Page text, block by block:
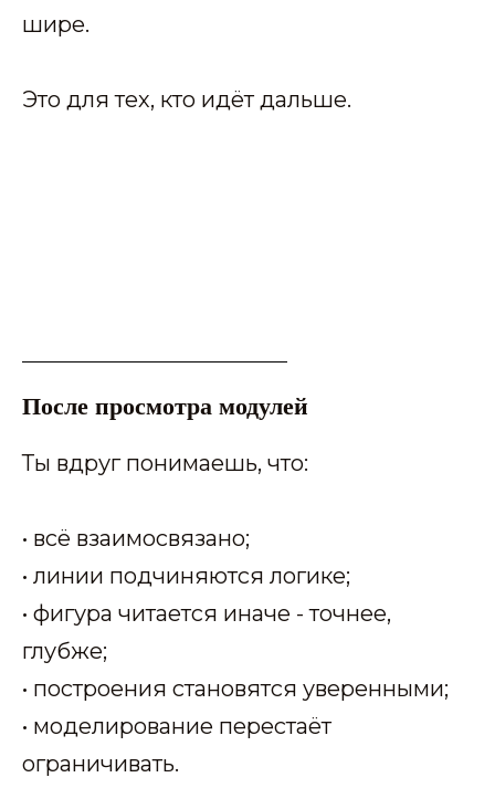
шире.
Это для тех, кто идёт дальше.
После просмотра модулей
Ты вдруг понимаешь, что:
• всё взаимосвязано;
• линии подчиняются логике;
• фигура читается иначе - точнее,
глубже;
• построения становятся уверенными;
• моделирование перестаёт
ограничивать.